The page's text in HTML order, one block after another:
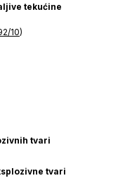
tekućine
10)
tvari
tvari